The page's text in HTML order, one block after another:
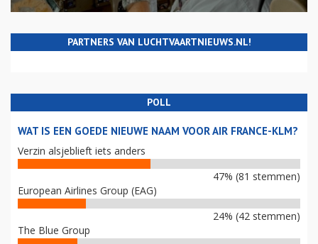
PARTNERS VAN LUCHTVAARTNIEUWS.NL!
POLL
WAT IS EEN GOEDE NIEUWE NAAM VOOR AIR FRANCE-KLM?
Verzin alsjeblieft iets anders
47% (81 stemmen)
European Airlines Group (EAG)
24% (42 stemmen)
The Blue Group